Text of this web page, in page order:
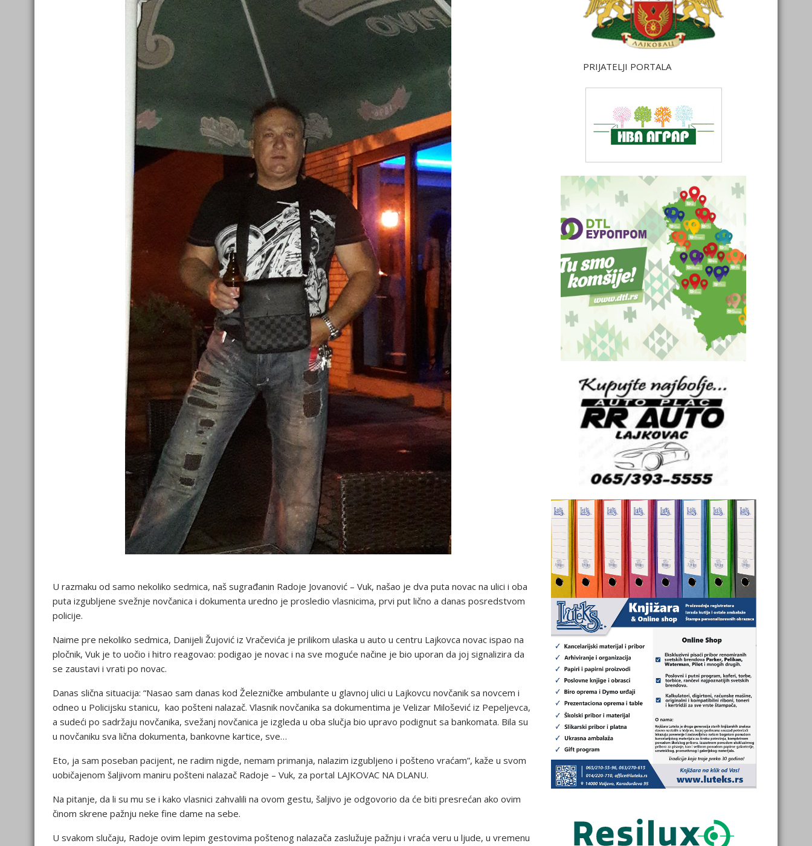
U razmaku od samo nekoliko sedmica, naš sugrađanin Radoje Jovanović – Vuk, našao je dva puta novac na ulici i oba
puta izgubljene svežnje novčanica i dokumenta uredno je prosledio vlasnicima, prvi put lično a danas posredstvom
policije.
Naime pre nekoliko sedmica, Danijeli Žujović iz Vračevića je prilikom ulaska u auto u centru Lajkovca novac ispao na
pločnik, Vuk je to uočio i hitro reagovao: podigao je novac i na sve moguće načine je bio uporan da joj signalizira da
se zaustavi i vrati po novac.
Danas slična situacija: “Nasao sam danas kod Železničke ambulante u glavnoj ulici u Lajkovcu novčanik sa novcem i
odneo u Policijsku stanicu, kao pošteni nalazač. Vlasnik novčanika sa dokumentima je Velizar Milošević iz Pepeljevca,
a sudeći po sadržaju novčanika, svežanj novčanica je izgleda u oba slučja bio upravo podignut sa bankomata. Bila su
u novčaniku sva lična dokumenta, bankovne kartice, sve…
Eto, ja sam poseban pacijent, ne radim nigde, nemam primanja, nalazim izgubljeno i pošteno vraćam”, kaže u svom
uobičajenom šaljivom maniru pošteni nalazač Radoje – Vuk, za portal LAJKOVAC NA DLANU.
Na pitanje, da li su mu se i kako vlasnici zahvalili na ovom gestu, šaljivo je odgovorio da će biti presrećan ako ovim
činom skrene pažnju neke fine dame na sebe.
U svakom slučaju, Radoje ovim lepim gestovima poštenog nalazača zaslužuje pažnju i vraća veru u ljude, u vremenu
PRIJATELJI PORTALA